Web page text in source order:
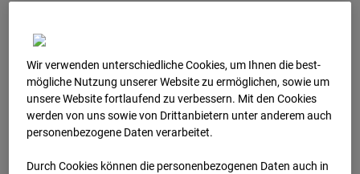
Wir verwenden unterschiedliche Cookies, um Ihnen die best­
mögliche Nutzung unserer Website zu ermöglichen, sowie um
unsere Website fortlaufend zu verbessern. Mit den Cookies
werden von uns sowie von Drittanbietern unter anderem auch
personenbezogene Daten verarbeitet.
Durch Cookies können die personenbezogenen Daten auch in